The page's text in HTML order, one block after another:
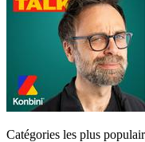
Catégories les plus